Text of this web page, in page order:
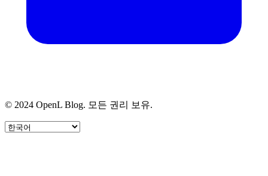
© 2024 OpenL Blog. 모든 권리 보유.